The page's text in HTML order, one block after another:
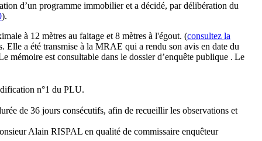
d’un programme immobilier et a décidé, par délibération du
).
à 12 mètres au faitage et 8 mètres à l'égout. (consultez la
Elle a été transmise à la MRAE qui a rendu son avis en date du
mémoire est consultable dans le dossier d’enquête publique . Le
n°1 du PLU.
de 36 jours consécutifs, afin de recueillir les observations et
Alain RISPAL en qualité de commissaire enquêteur